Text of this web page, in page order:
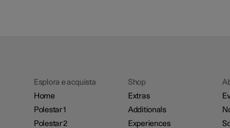
Esplora e acquista
Home
Polestar 1
Polestar 2
Shop
Extras
Additionals
Experiences